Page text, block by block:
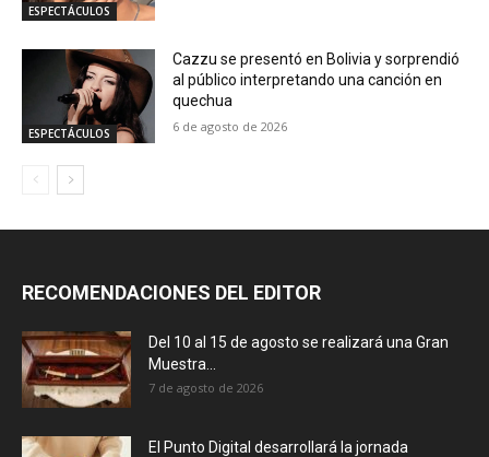
ESPECTÁCULOS
ESPECTÁCULOS
Cazzu se presentó en Bolivia y sorprendió
al público interpretando una canción en
quechua
6 de agosto de 2026
RECOMENDACIONES DEL EDITOR
Del 10 al 15 de agosto se realizará una Gran
Muestra...
7 de agosto de 2026
El Punto Digital desarrollará la jornada